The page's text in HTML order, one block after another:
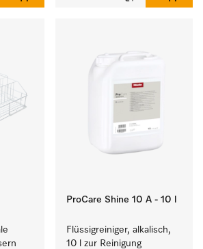
ProCare Shine 10 A - 10 l
Flüssigreiniger, alkalisch,
10 l zur Reinigung